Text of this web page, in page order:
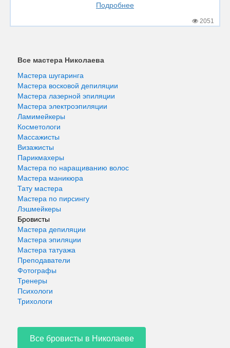
Подробнее
2051
Все мастера Николаева
Мастера шугаринга
Мастера восковой депиляции
Мастера лазерной эпиляции
Мастера электроэпиляции
Ламимейкеры
Косметологи
Массажисты
Визажисты
Парикмахеры
Мастера по наращиванию волос
Мастера маникюра
Тату мастера
Мастера по пирсингу
Лэшмейкеры
Бровисты
Мастера депиляции
Мастера эпиляции
Мастера татуажа
Преподаватели
Фотографы
Тренеры
Психологи
Трихологи
Все бровисты в Николаеве